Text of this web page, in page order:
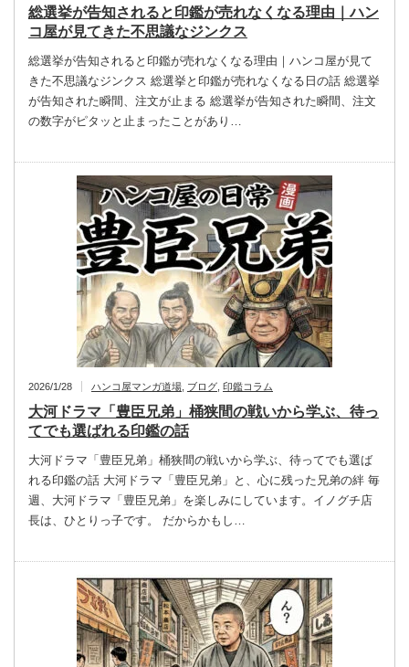
総選挙が告知されると印鑑が売れなくなる理由｜ハン
コ屋が見てきた不思議なジンクス
総選挙が告知されると印鑑が売れなくなる理由｜ハンコ屋が見て
きた不思議なジンクス 総選挙と印鑑が売れなくなる日の話 総選挙
が告知された瞬間、注文が止まる 総選挙が告知された瞬間、注文
の数字がピタッと止まったことがあり…
2026/1/28 ハンコ屋マンガ道場 ブログ 印鑑コラム
大河ドラマ「豊臣兄弟」桶狭間の戦いから学ぶ、待っ
てでも選ばれる印鑑の話
大河ドラマ「豊臣兄弟」桶狭間の戦いから学ぶ、待ってでも選ば
れる印鑑の話 大河ドラマ「豊臣兄弟」と、心に残った兄弟の絆 毎
週、大河ドラマ「豊臣兄弟」を楽しみにしています。イノグチ店
長は、ひとりっ子です。 だからかもし…